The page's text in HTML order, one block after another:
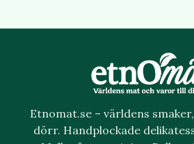
Etnomat.se – världens
dörr. Handplockade